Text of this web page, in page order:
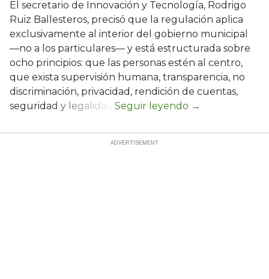
El secretario de Innovación y Tecnología, Rodrigo
Ruiz Ballesteros, precisó que la regulación aplica
exclusivamente al interior del gobierno municipal
—no a los particulares— y está estructurada sobre
ocho principios: que las personas estén al centro,
que exista supervisión humana, transparencia, no
discriminación, privacidad, rendición de cuentas,
seguridad y legalidad.